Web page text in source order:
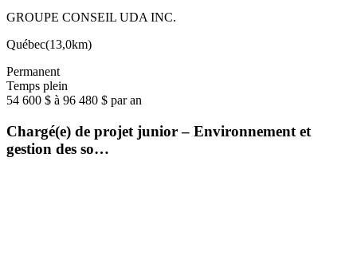
GROUPE CONSEIL UDA INC.
Québec(13,0km)
Permanent
Temps plein
54 600 $ à 96 480 $ par an
Chargé(e) de projet junior – Environnement et
gestion des so…